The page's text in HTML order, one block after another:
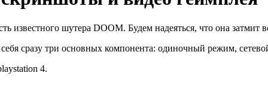
известного шутера DOOM. Будем надеяться, что она затмит
сразу три основных компонента: одиночный режим,
4.